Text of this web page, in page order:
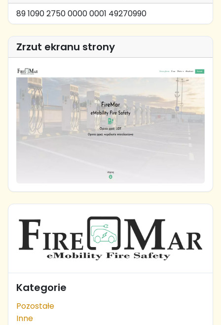
89 1090 2750 0000 0001 49270990
Zrzut ekranu strony
Kategorie
Pozostałe
Inne